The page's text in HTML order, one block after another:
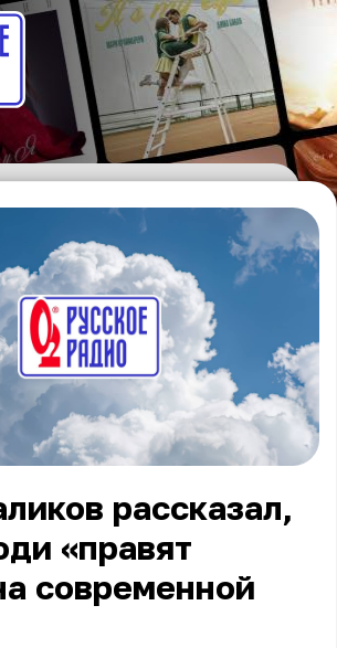
рассказал,
«правят
современной